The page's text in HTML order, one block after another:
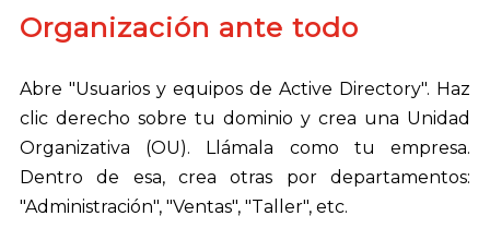
Organización ante todo
Abre "Usuarios y equipos de Active Directory". Haz
clic derecho sobre tu dominio y crea una Unidad
Organizativa (OU). Llámala como tu empresa.
Dentro de esa, crea otras por departamentos:
"Administración", "Ventas", "Taller", etc.